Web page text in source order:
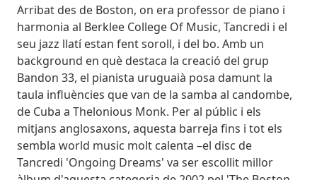
Bio
Arribat des de Boston, on era professor de piano i
harmonia al Berklee College Of Music, Tancredi i el
seu jazz llatí estan fent soroll, i del bo. Amb un
background en què destaca la creació del grup
Bandon 33, el pianista uruguaià posa damunt la
taula influències que van de la samba al candombe,
de Cuba a Thelonious Monk. Per al públic i els
mitjans anglosaxons, aquesta barreja fins i tot els
sembla world music molt calenta –el disc de
Tancredi 'Ongoing Dreams' va ser escollit millor